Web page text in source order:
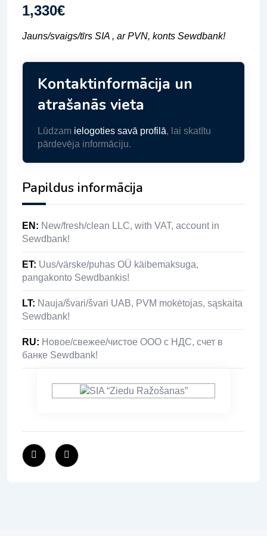
1,330€
Jauns/svaigs/tīrs SIA , ar PVN, konts Sewdbank!
Kontaktinformācija un
atrašanās vieta
Lūdzam ielogoties savā profilā, lai skatītu
pārdevēja informāciju.
Papildus informācija
EN : New/fresh/clean LLC, with VAT, account in
Sewdbank!
ET: Uus/värske/puhas OÜ käibemaksuga,
pangakonto Sewdbankis!
LT: Nauja/švari/švari UAB, PVM mokėtojas, sąskaita
Sewdbank!
RU: Новое/свежее/чистое ООО с НДС, счет в
банке Sewdbank!